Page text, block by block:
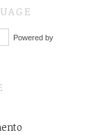
Powered by